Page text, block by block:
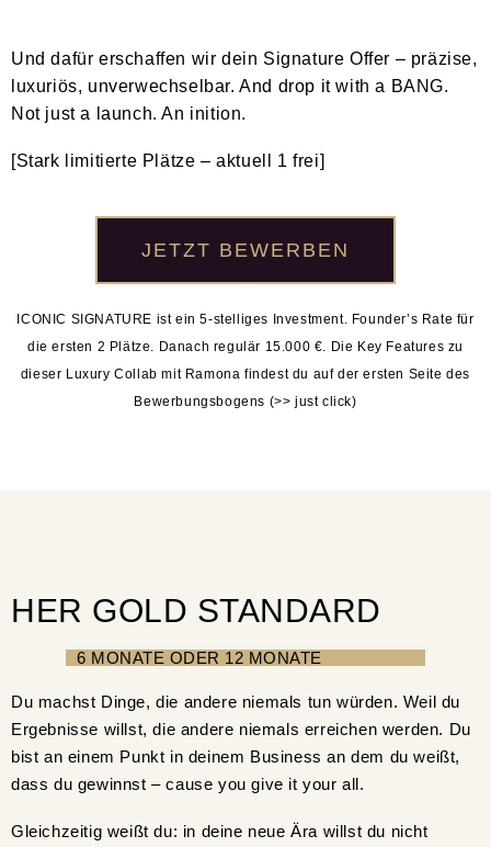
Und dafür erschaffen wir dein Signature Offer – präzise,
luxuriös, unverwechselbar. And drop it with a BANG.
Not just a launch. An inition.
[Stark limitierte Plätze – aktuell 1 frei]
JETZT BEWERBEN
ICONIC SIGNATURE ist ein 5-stelliges Investment. Founder’s Rate für
die ersten 2 Plätze. Danach regulär 15.000 €. Die Key Features zu
dieser Luxury Collab mit Ramona findest du auf der ersten Seite des
Bewerbungsbogens (>> just click)
HER GOLD STANDARD
6 MONATE ODER 12 MONATE
Du machst Dinge, die andere niemals tun würden. Weil du
Ergebnisse willst, die andere niemals erreichen werden. Du
bist an einem Punkt in deinem Business an dem du weißt,
dass du gewinnst – cause you give it your all.
Gleichzeitig weißt du: in deine neue Ära willst du nicht